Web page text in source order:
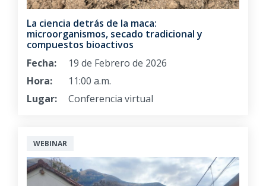
La ciencia detrás de la maca:
microorganismos, secado tradicional y
compuestos bioactivos
Fecha:
19 de Febrero de 2026
Hora:
11:00 a.m.
Lugar:
Conferencia virtual
WEBINAR